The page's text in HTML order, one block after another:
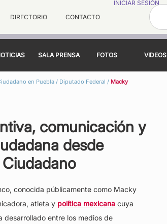
DIRECTORIO CONTACTO
INICIAR SESIÓN
SALA PRENSA FOTOS VIDEOS
en Puebla / Diputado Federal / Macky
comunicación y
desde
conocida públicamente como Macky
atleta y política mexicana cuya
desarrollado entre los medios de